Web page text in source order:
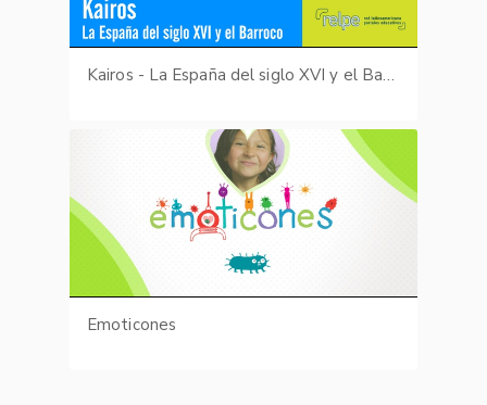
Kairos - La España del siglo XVI y el Barroco
Emoticones